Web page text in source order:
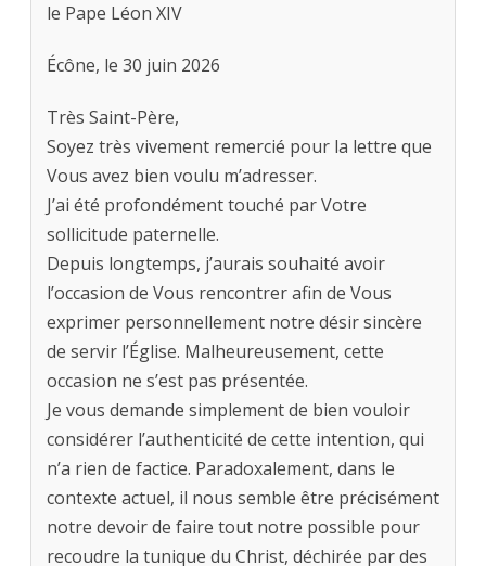
le Pape Léon XIV
Écône, le 30 juin 2026
Très Saint-Père,
Soyez très vivement remercié pour la lettre que
Vous avez bien voulu m’adresser.
J’ai été profondément touché par Votre
sollicitude paternelle.
Depuis longtemps, j’aurais souhaité avoir
l’occasion de Vous rencontrer afin de Vous
exprimer personnellement notre désir sincère
de servir l’Église. Malheureusement, cette
occasion ne s’est pas présentée.
Je vous demande simplement de bien vouloir
considérer l’authenticité de cette intention, qui
n’a rien de factice. Paradoxalement, dans le
contexte actuel, il nous semble être précisément
notre devoir de faire tout notre possible pour
recoudre la tunique du Christ, déchirée par des